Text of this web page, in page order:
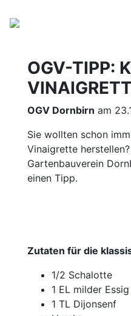
OGV-TIPP:
OGV Dornbirn am
Sie wollten schon
Vinaigrette
Gartenbauverein
einen Tipp.
Zutaten für die
1/2 Schalotte
1 EL milder Essig
1 TL Dijonsenf